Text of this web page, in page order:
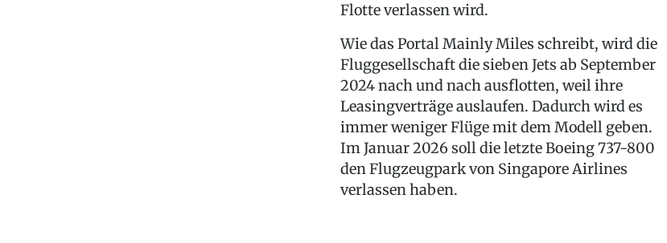
Flotte verlassen wird.
Wie das Portal Mainly Miles schreibt, wird die
Fluggesellschaft die sieben Jets ab September
2024 nach und nach ausflotten, weil ihre
Leasingverträge auslaufen. Dadurch wird es
immer weniger Flüge mit dem Modell geben.
Im Januar 2026 soll die letzte Boeing 737-800
den Flugzeugpark von Singapore Airlines
verlassen haben.